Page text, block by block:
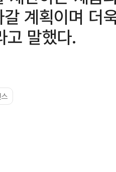
계획이며 더
고 말했다.